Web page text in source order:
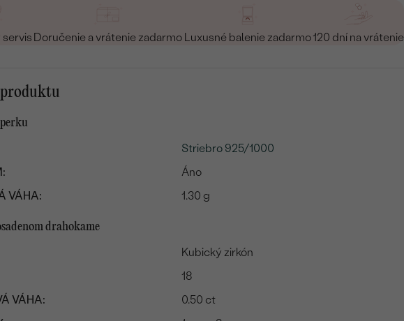
Doručenie a vrátenie zadarmo Luxusné balenie zadarmo120 dní na vrátenie
Striebro 925/1000
Áno
VÁHA:
1.30 g
drahokame
Kubický zirkón
18
VÁHA:
0.50 ct